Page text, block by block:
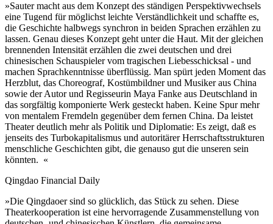
»Sauter macht aus dem Konzept des ständigen Perspektivwechsels
eine Tugend für möglichst leichte Verständlichkeit und schaffte es,
die Geschichte halbwegs synchron in beiden Sprachen erzählen zu
lassen. Genau dieses Konzept geht unter die Haut. Mit der gleichen
brennenden Intensität erzählen die zwei deutschen und drei
chinesischen Schauspieler vom tragischen Liebesschicksal - und
machen Sprachkenntnisse überflüssig. Man spürt jeden Moment das
Herzblut, das Choreograf, Kostümbildner und Musiker aus China
sowie der Autor und Regisseurin Maya Fanke aus Deutschland in
das sorgfältig komponierte Werk gesteckt haben. Keine Spur mehr
von mentalem Fremdeln gegenüber dem fernen China. Da leistet
Theater deutlich mehr als Politik und Diplomatie: Es zeigt, daß es
jenseits des Turbokapitalismus und autoritärer Herrschaftsstrukturen
menschliche Geschichten gibt, die genauso gut die unseren sein
könnten. «
Qingdao Financial Daily
»Die Qingdaoer sind so glücklich, das Stück zu sehen. Diese
Theaterkooperation ist eine hervorragende Zusammenstellung von